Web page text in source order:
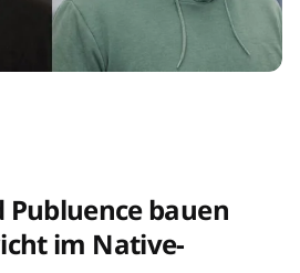
bauen
im Native-